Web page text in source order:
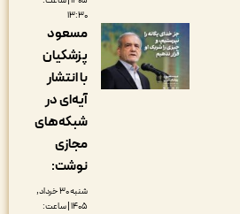
مسعود
پزشکیان
با انتشار
آیه‌ای در
شبکه‌های
شنبه ۳۰ خرداد,
۱۴۰۵ | ساعت: